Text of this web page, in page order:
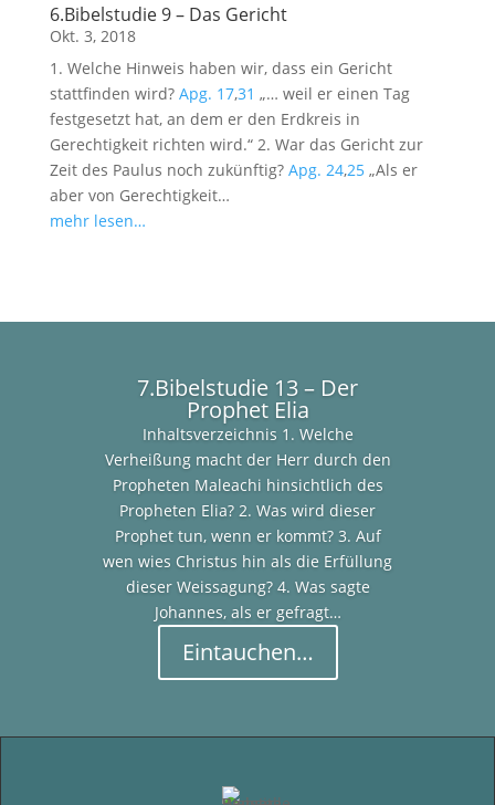
6.Bibelstudie 9 – Das Gericht
Okt. 3, 2018
1. Welche Hinweis haben wir, dass ein Gericht
stattfinden wird? Apg. 17,31 „… weil er einen Tag
festgesetzt hat, an dem er den Erdkreis in
Gerechtigkeit richten wird.“ 2. War das Gericht zur
Zeit des Paulus noch zukünftig? Apg. 24,25„Als er
aber von Gerechtigkeit…
mehr lesen…
7.Bibelstudie 13 – Der
Prophet Elia
Inhaltsverzeichnis 1. Welche
Verheißung macht der Herr durch den
Propheten Maleachi hinsichtlich des
Propheten Elia? 2. Was wird dieser
Prophet tun, wenn er kommt? 3. Auf
wen wies Christus hin als die Erfüllung
dieser Weissagung? 4. Was sagte
Johannes, als er gefragt…
Eintauchen…